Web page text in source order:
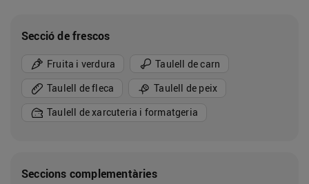
Secció de frescos
Fruita i verdura
Taulell de carn
Taulell de fleca
Taulell de peix
Taulell de xarcuteria i formatgeria
Seccions complementàries